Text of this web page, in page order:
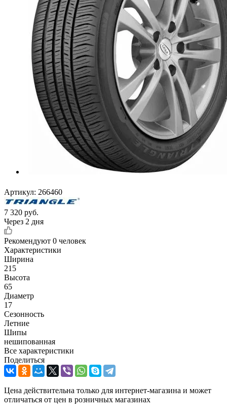
Артикул: 266460
7 320 руб.
Через 2 дня
Рекомендуют 0 человек
Характеристики
Ширина
215
Высота
65
Диаметр
17
Сезонность
Летние
Шипы
нешипованная
Все характеристики
Поделиться
Цена действительна только для интернет-магазина и может
отличаться от цен в розничных магазинах